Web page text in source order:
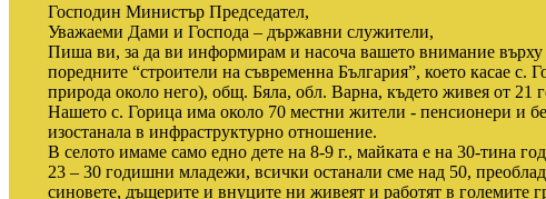
Господин Министър Председател,
Уважаеми Дами и Господа – държавни служители,
Пиша ви, за да ви информирам и насоча вашето внимание
поредните “строители на съвременна България”, което касае с.
природа около него), общ. Бяла, обл. Варна, където живея от 21
Нашето с. Горица има около 70 местни жители - пенсионери и
изостанала в инфраструктурно отношение.
В селото имаме само едно дете на 8-9 г., майката е на 30-тина
23 – 30 годишни младежи, всички останали сме над 50,
синовете, дъщерите и внуците ни живеят и работят в големите